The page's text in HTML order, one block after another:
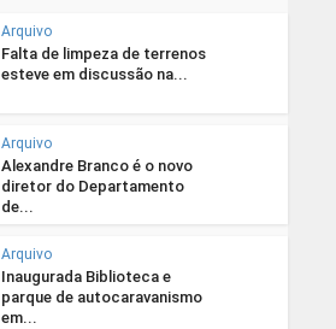
Arquivo
Falta de limpeza de terrenos
esteve em discussão na...
Arquivo
Alexandre Branco é o novo
diretor do Departamento
de...
Arquivo
Inaugurada Biblioteca e
parque de autocaravanismo
em...